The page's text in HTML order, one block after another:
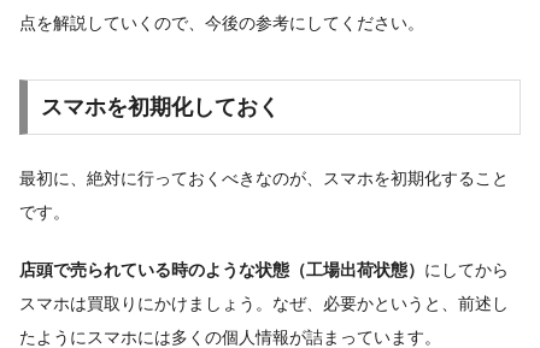
点を解説していくので、今後の参考にしてください。
スマホを初期化しておく
最初に、絶対に行っておくべきなのが、スマホを初期化すること
です。
店頭で売られている時のような状態（工場出荷状態） にしてから
スマホは買取りにかけましょう。なぜ、必要かというと、前述し
たようにスマホには多くの個人情報が詰まっています。